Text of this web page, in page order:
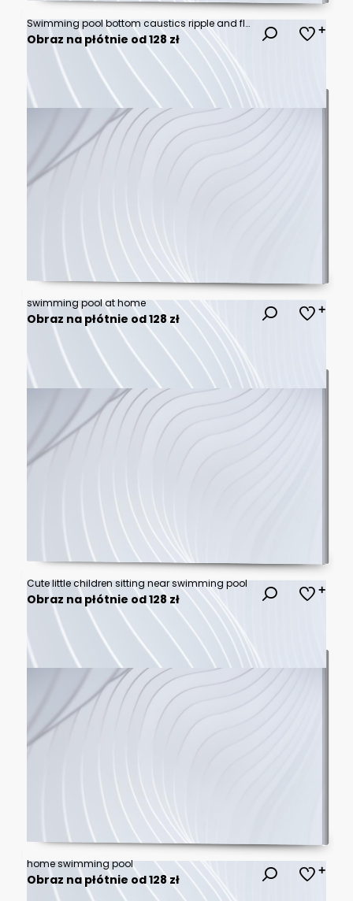
Swimming pool bottom caustics ripple and flow with waves background. Summer background. Texture of water surface. Overhead view. Vector illustration background
Obraz na płótnie od 128 zł
swimming pool at home
Obraz na płótnie od 128 zł
Cute little children sitting near swimming pool
Obraz na płótnie od 128 zł
home swimming pool
Obraz na płótnie od 128 zł